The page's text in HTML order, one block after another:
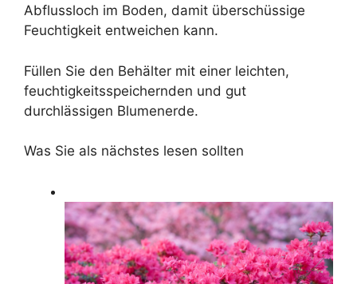
Abflussloch im Boden, damit überschüssige
Feuchtigkeit entweichen kann.
Füllen Sie den Behälter mit einer leichten,
feuchtigkeitsspeichernden und gut
durchlässigen Blumenerde.
Was Sie als nächstes lesen sollten